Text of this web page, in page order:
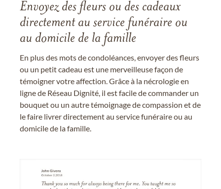
Envoyez des fleurs ou des cadeaux
directement au service funéraire ou
au domicile de la famille
En plus des mots de condoléances, envoyer des fleurs
ou un petit cadeau est une merveilleuse façon de
témoigner votre affection. Grâce à la nécrologie en
ligne de Réseau Dignité, il est facile de commander un
bouquet ou un autre témoignage de compassion et de
le faire livrer directement au service funéraire ou au
domicile de la famille.